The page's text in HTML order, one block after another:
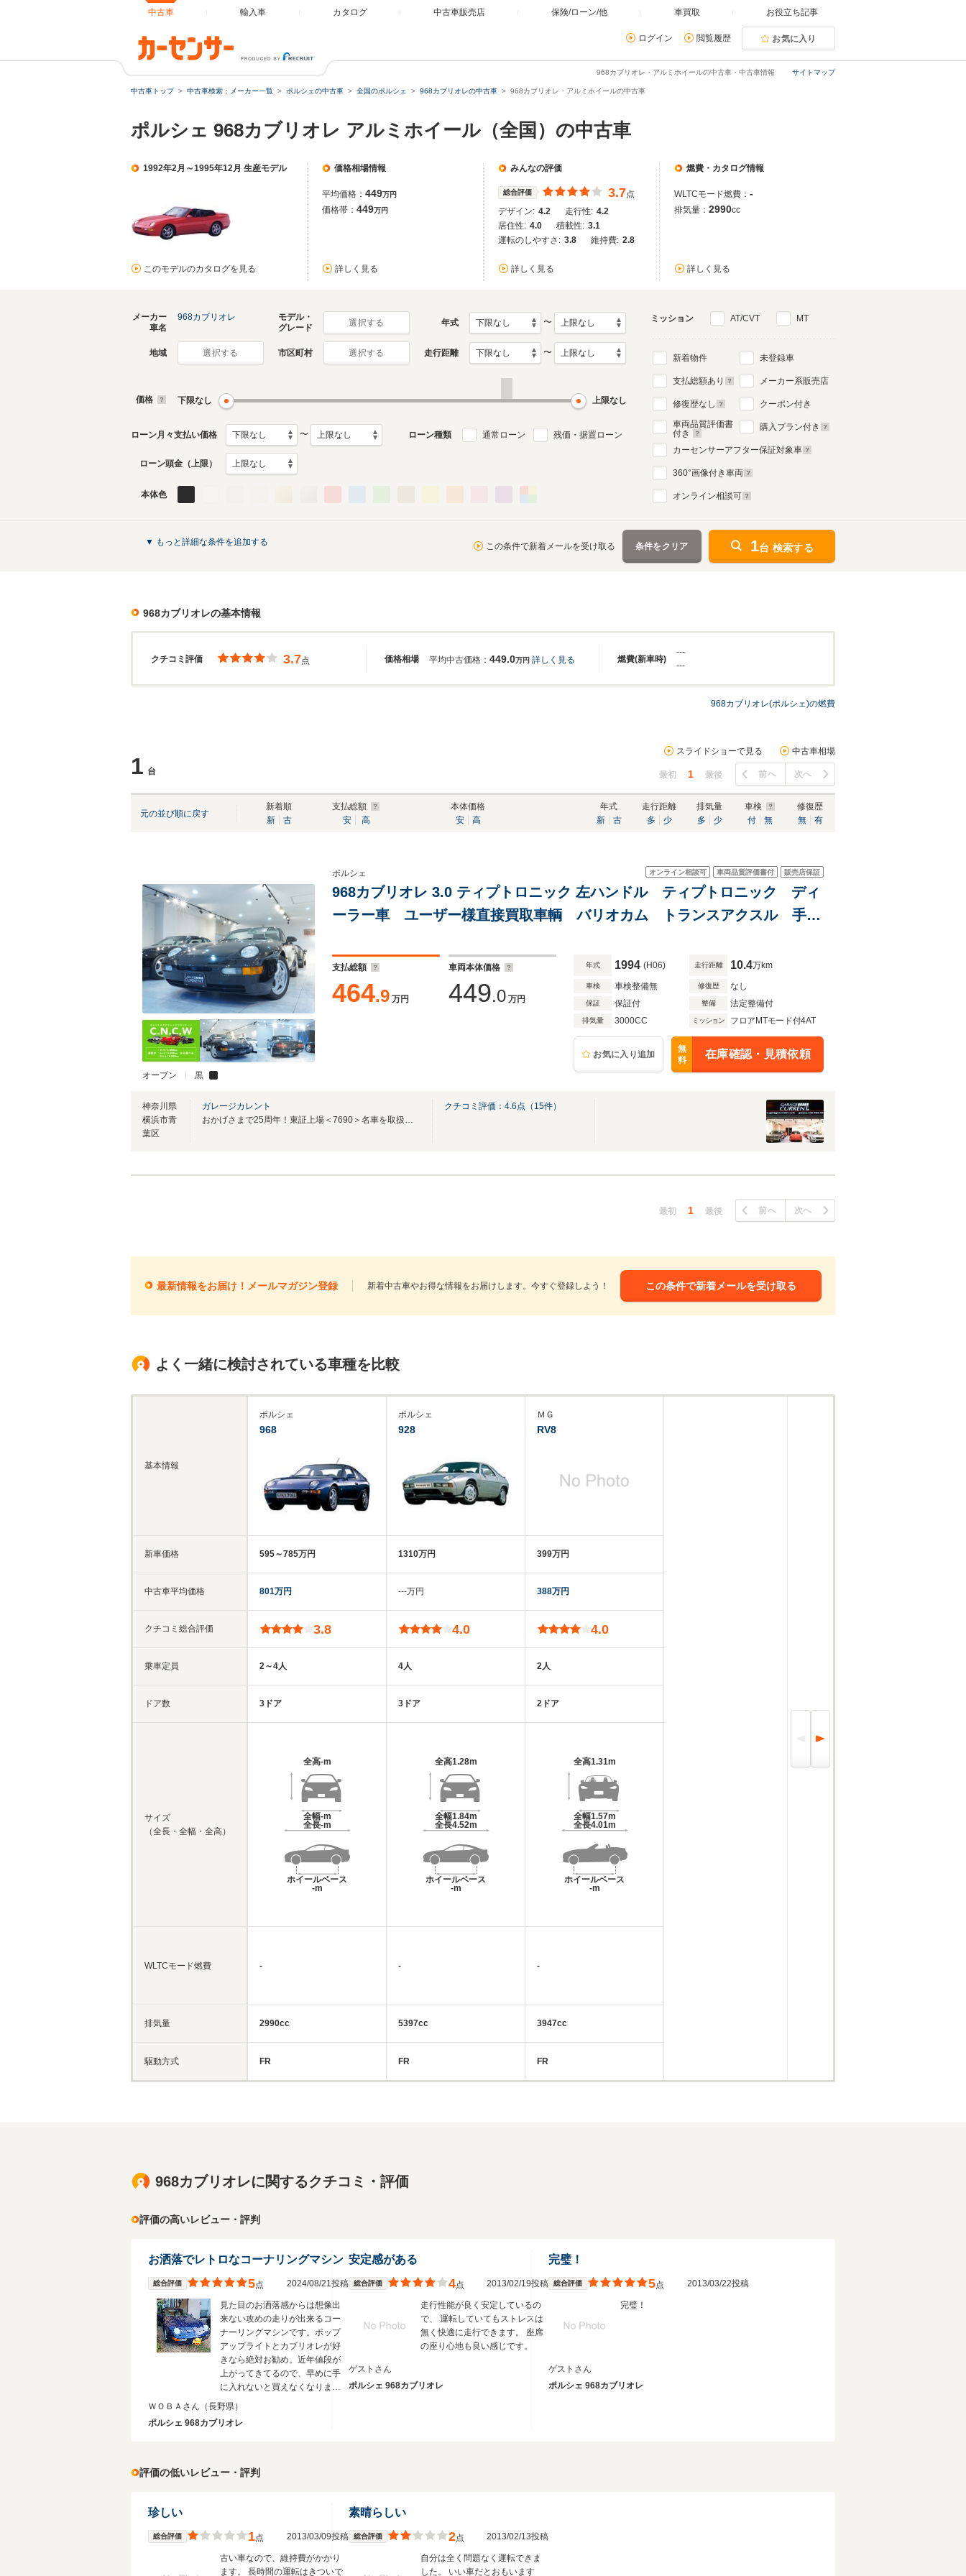
中古車 輸入車 カタログ 中古車販売店 保険/ローン/他 車買取 お役立ち記事
ログイン 閲覧履歴 お気に入り
サイトマップ
968カブリオレ・アルミホイールの中古車・中古車情報
中古車トップ 中古車検索：メーカー一覧 ポルシェの中古車 全国のポルシェ 968カブリオレの中古車 968カブリオレ・アルミホイールの中古車
ポルシェ 968カブリオレ アルミホイール（全国）の中古車
1992年2月～1995年12月 生産モデル
このモデルのカタログを見る
価格相場情報
平均価格： 449万円
価格帯： 449万円
詳しく見る
みんなの評価
総合評価 3.7点
デザイン: 4.2 走行性: 4.2
居住性: 4.0 積載性: 3.1
運転のしやすさ: 3.8 維持費: 2.8
詳しく見る
燃費・カタログ情報
WLTCモード燃費： -
排気量： 2990cc
詳しく見る
メーカー
車名
968カブリオレ
モデル・
グレード
選択する 年式 〜
地域 選択する 市区町村 選択する 走行距離 〜
価格 下限なし 上限なし
ローン月々支払い価格 〜 ローン種類 通常ローン 残価・据置ローン
ローン頭金（上限）
本体色
ミッション AT/CVT MT
新着物件
支払総額あり
修復歴なし
車両品質評価書
付き
未登録車
メーカー系販売店
クーポン付き
購入プラン付き
カーセンサーアフター保証対象車
360°画像付き車両
オンライン相談可
▼ もっと詳細な条件を追加する この条件で新着メールを受け取る 条件をクリア 1台 検索する
968カブリオレの基本情報
クチコミ評価 価格相場 燃費(新車時)
3.7点 平均中古価格： 449.0万円 詳しく見る
---
---
968カブリオレ(ポルシェ)の燃費
1 台
スライドショーで見る 中古車相場
最初 1 最後 前へ 次へ
元の並び順に戻す
新着順
新
古
支払総額
安
高
本体価格
安
高
年式
新
古
走行距離
多
少
排気量
多
少
車検
付
無
修復歴
無
有
オープン 黒
オンライン相談可 車両品質評価書付 販売店保証
ポルシェ
968カブリオレ 3.0 ティプトロニック 左ハンドル ティプトロニック ディ
ーラー車 ユーザー様直接買取車輌 バリオカム トランスアクスル 手動
支払総額
464.9 万円
車両本体価格
449.0 万円
年式 1994 (H06) 走行距離 10.4万km
車検 車検整備無 修復歴 なし
保証 保証付 整備 法定整備付
排気量 3000CC ミッション フロアMTモード付4AT
お気に入り追加
無
料
在庫確認・見積依頼
神奈川県
横浜市青
葉区
ガレージカレント
おかげさまで25周年！東証上場＜7690＞名車を取扱うインポートプレミアムカー専門店！
クチコミ評価： 4.6点（ 15件）
最初 1 最後 前へ 次へ
最新情報をお届け！メールマガジン登録 新着中古車やお得な情報をお届けします。今すぐ登録しよう！ この条件で新着メールを受け取る
よく一緒に検討されている車種を比較
基本情報
新車価格
中古車平均価格
クチコミ総合評価
乗車定員
ドア数
サイズ
（全長・全幅・全高）
WLTCモード燃費
排気量
駆動方式
ポルシェ
968
595～785万円
801万円
3.8
2～4人
3ドア
全高-m
全幅-m
全長-m
ホイールベース
-m
-
2990cc
FR
ポルシェ
928
1310万円
‐‐‐万円
4.0
4人
3ドア
全高1.28m
全幅1.84m
全長4.52m
ホイールベース
-m
-
5397cc
FR
ＭＧ
RV8
399万円
388万円
4.0
2人
2ドア
全高1.31m
全幅1.57m
全長4.01m
ホイールベース
-m
-
3947cc
FR
968カブリオレに関するクチコミ・評価
評価の高いレビュー・評判
お洒落でレトロなコーナリングマシン
総合評価 5点 2024/08/21投稿
見た目のお洒落感からは想像出
来ない攻めの走りが出来るコー
ナーリングマシンです。ポップ
アップライトとカブリオレが好
きなら絶対お勧め。近年値段が
上がってきてるので、早めに手
に入れないと買えなくなります
よ。燃費も10キロくらい走りま
こ。維持するにも手頃かと思い
ＷＯＢＡさん （長野県）
ポルシェ 968カブリオレ
安定感がある
総合評価 4点 2013/02/19投稿
走行性能が良く安定しているの
で、 運転していてもストレスは
無く快適に走行できます。 座席
の座り心地も良い感じです。
ゲストさん
ポルシェ 968カブリオレ
完璧！
総合評価 5点 2013/03/22投稿
完璧！
ゲストさん
ポルシェ 968カブリオレ
評価の低いレビュー・評判
珍しい
総合評価 1点 2013/03/09投稿
古い車なので、維持費がかかり
ます。 長時間の運転はきついで
素晴らしい
総合評価 2点 2013/02/13投稿
自分は全く問題なく運転できま
した。 いい車だとおもいます